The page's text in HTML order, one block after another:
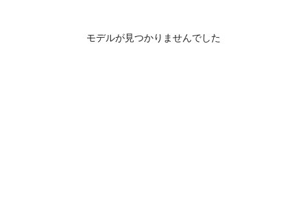
モデルが見つかりませんでした